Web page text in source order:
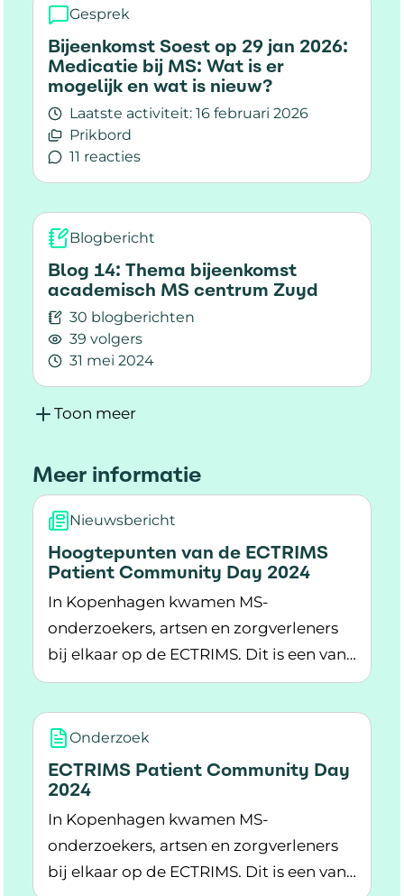
Gesprek
Bijeenkomst Soest op 29 jan 2026:
Medicatie bij MS: Wat is er
mogelijk en wat is nieuw?
Laatste activiteit: 16 februari 2026
Prikbord
11 reacties
Lees meer over Bijeenkomst Soest op 29 jan
Blogbericht
Blog 14: Thema bijeenkomst
academisch MS centrum Zuyd
30 blogberichten
39 volgers
31 mei 2024
Lees meer over Blog 14: Thema bijeenkomst
Toon meer
Meer informatie
Nieuwsbericht
Hoogtepunten van de ECTRIMS
Patient Community Day 2024
In Kopenhagen kwamen MS-
onderzoekers, artsen en zorgverleners
bij elkaar op de ECTRIMS. Dit is een van
de grootste bijeenkomsten over MS-
Lees meer over Hoogtepunten van de
Onderzoek
ECTRIMS Patient Community Day
2024
In Kopenhagen kwamen MS-
onderzoekers, artsen en zorgverleners
bij elkaar op de ECTRIMS. Dit is een van